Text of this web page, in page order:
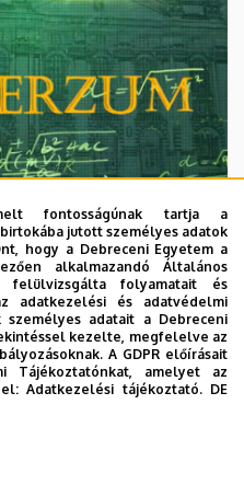
Egyetem
fontosságúnak tartja a
jutott személyes adatok
hogy a Debreceni Egyetem a
alkalmazandó Általános
felülvizsgálta folyamatait és
adatkezelési és adatvédelmi
adatait a Debreceni
kezelte, megfelelve az
A GDPR előírásait
Tájékoztatónkat, amelyet az
el:Adatkezelési tájékoztató. DE